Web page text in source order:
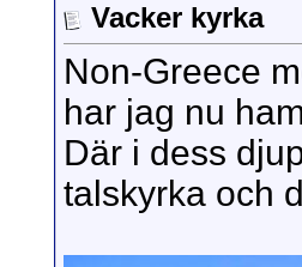
Vacker kyrka
Non-Greece
har jag nu
Där i dess
talskyrka och